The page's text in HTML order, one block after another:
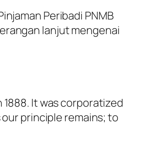
Peribadi PNMB
lanjut mengenai
1888. It was corporatized
principle remains; to